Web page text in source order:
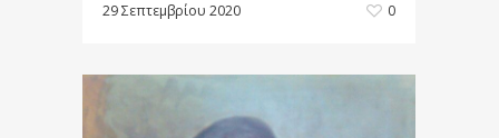
29 Σεπτεμβρίου 2020 0